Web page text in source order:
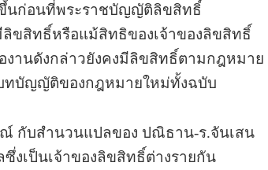
นก่อนที่พระราชบัญญัติลิขสิทธิ์
ขสิทธิ์หรือแม้สิทธิของเจ้าของลิขสิทธิ์
งานดังกล่าวยังคงมีลิขสิทธิ์ตามกฎหมาย
ทบัญญัติของกฎหมายใหม่ทั้งฉบับ
กับสำนวนแปลของ ปณิธาน-ร.จันเสน
งเป็นเจ้าของลิขสิทธิ์ต่างรายกัน